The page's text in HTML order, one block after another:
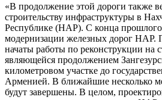
«В продолжение этой дороги также
строительству инфраструктуры в
Республике (НАР). С конца
модернизации железных дорог НАР.
начаты работы по реконструкции на
являющейся продолжением
километровом участке до
Арменией. В ближайшие несколько
будут завершены. В целом,